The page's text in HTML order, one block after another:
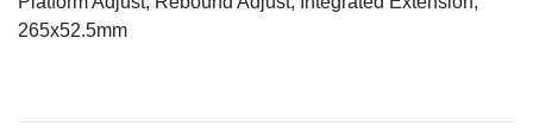
265x52.5mm